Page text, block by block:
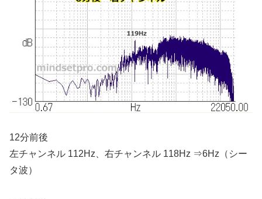
12分前後
左チャンネル 112Hz、右チャンネル 118Hz ⇒6Hz（シー
タ波）